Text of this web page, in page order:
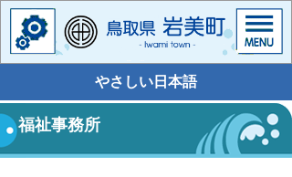
やさしい日本語
福祉事務所